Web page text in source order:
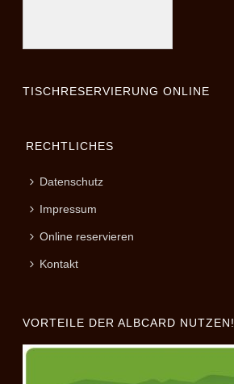
TISCHRESERVIERUNG ONLINE
RECHTLICHES
Datenschutz
Impressum
Online reservieren
Kontakt
VORTEILE DER ALBCARD NUTZEN!